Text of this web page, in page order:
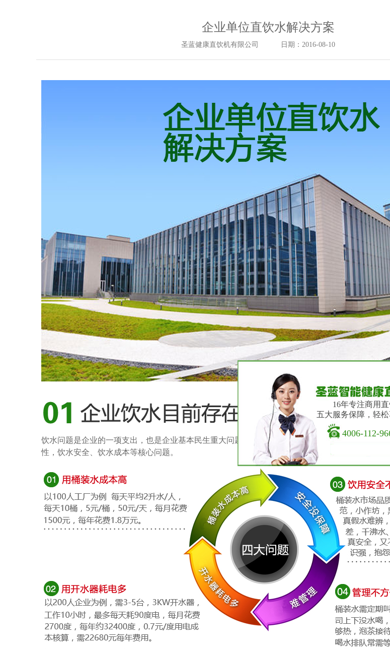
企业单位直饮水解决方案
圣蓝健康直饮机有限公司 日期：2016-08-10
饮水问题是企业的一项支出，也是企业基本民生重大问题，用桶装水、电开水器是企业的常规选
性，饮水安全、饮水成本等核心问题。
16年专注商用
五大服务保障，轻
4006-112-